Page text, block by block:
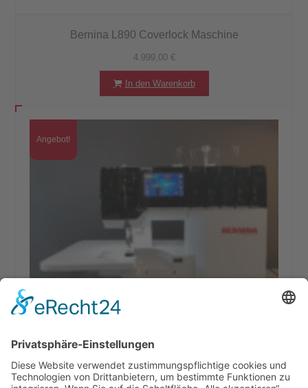
Bernina L890 Coverlock Maschine
4.999,00 €
In den Warenkorb
Angebot!